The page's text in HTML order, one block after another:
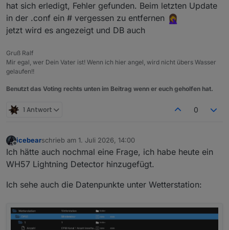
hat sich erledigt, Fehler gefunden. Beim letzten Update
in der .conf ein # vergessen zu entfernen
jetzt wird es angezeigt und DB auch
Gruß Ralf
Mir egal, wer Dein Vater ist! Wenn ich hier angel, wird nicht übers Wasser
gelaufen!!
Benutzt das Voting rechts unten im Beitrag wenn er euch geholfen hat.
1 Antwort 0
Offline
icebearschrieb am 1. Juli 2026, 14:00
zuletzt editiert von
Ich hätte auch nochmal eine Frage, ich habe heute ein
WH57 Lightning Detector hinzugefügt.
Ich sehe auch die Datenpunkte unter Wetterstation: